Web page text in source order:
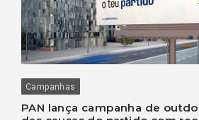
Campanhas
PAN lança campanha de